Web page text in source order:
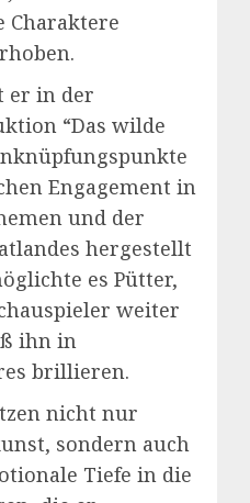
Charaktere
er in der
“Das wilde
Engagement in
und der
hergestellt
es Pütter,
weiter
ihn in
brillieren.
nicht nur
sondern auch
Tiefe in die